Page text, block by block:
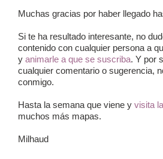
Muchas gracias por haber llegado
Si te ha resultado interesante, no
contenido con cualquier persona a
y animarle a que se suscriba. Y por
cualquier comentario o sugerencia,
conmigo.
Hasta la semana que viene y visita
muchos más mapas.
Milhaud